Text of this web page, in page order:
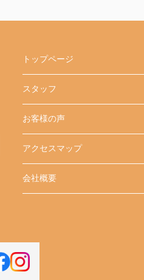
トップページ
スタッフ
お客様の声
アクセスマップ
会社概要